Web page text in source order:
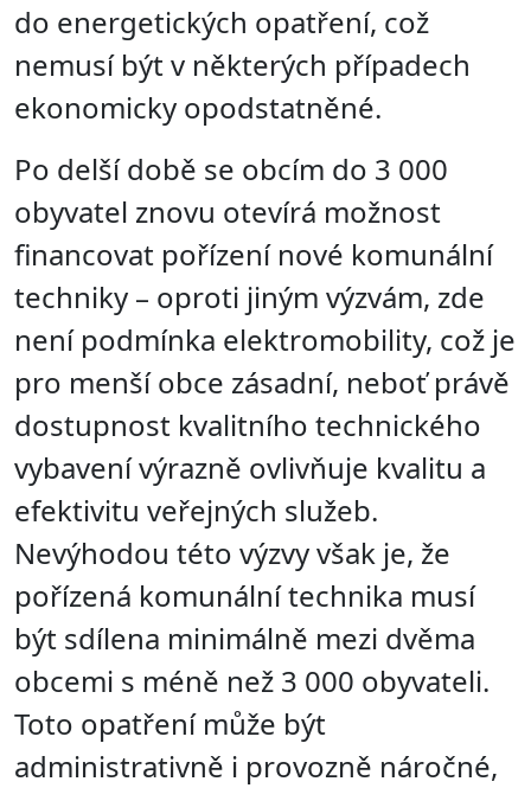
do energetických opatření, což
nemusí být v některých případech
ekonomicky opodstatněné.
Po delší době se obcím do 3 000
obyvatel znovu otevírá možnost
financovat pořízení nové komunální
techniky – oproti jiným výzvám, zde
není podmínka elektromobility, což je
pro menší obce zásadní, neboť právě
dostupnost kvalitního technického
vybavení výrazně ovlivňuje kvalitu a
efektivitu veřejných služeb.
Nevýhodou této výzvy však je, že
pořízená komunální technika musí
být sdílena minimálně mezi dvěma
obcemi s méně než 3 000 obyvateli.
Toto opatření může být
administrativně i provozně náročné,